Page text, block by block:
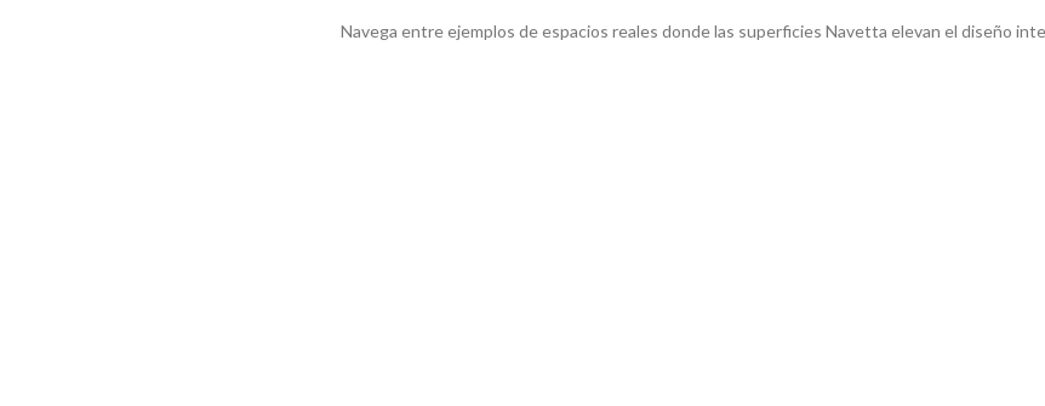
Navega entre ejemplos de espacios reales donde las superficies Navetta elevan el diseño